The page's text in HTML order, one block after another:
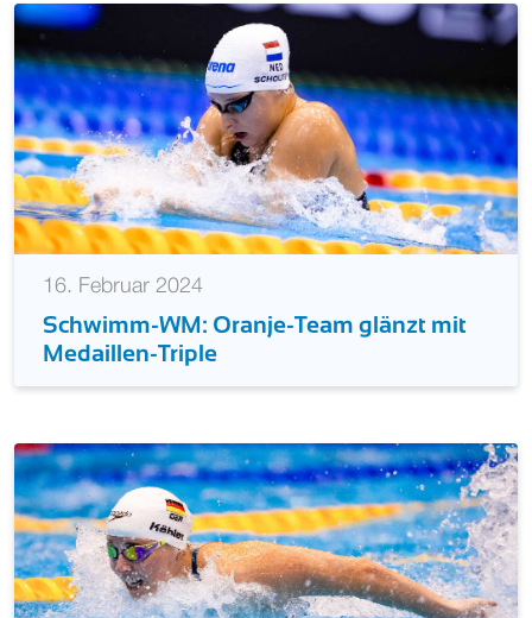
16. Februar 2024
Schwimm-WM: Oranje-Team glänzt mit
Medaillen-Triple